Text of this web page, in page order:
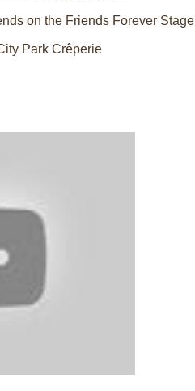
on the Friends Forever Stage
Park Crêperie